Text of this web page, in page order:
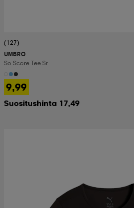
(127)
UMBRO
So Score Tee Sr
9,99
Suositushinta 17,49